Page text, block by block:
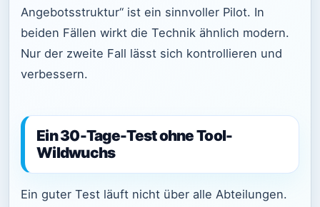
Angebotsstruktur“ ist ein sinnvoller Pilot. In
beiden Fällen wirkt die Technik ähnlich modern.
Nur der zweite Fall lässt sich kontrollieren und
verbessern.
Ein 30-Tage-Test ohne Tool-
Wildwuchs
Ein guter Test läuft nicht über alle Abteilungen.